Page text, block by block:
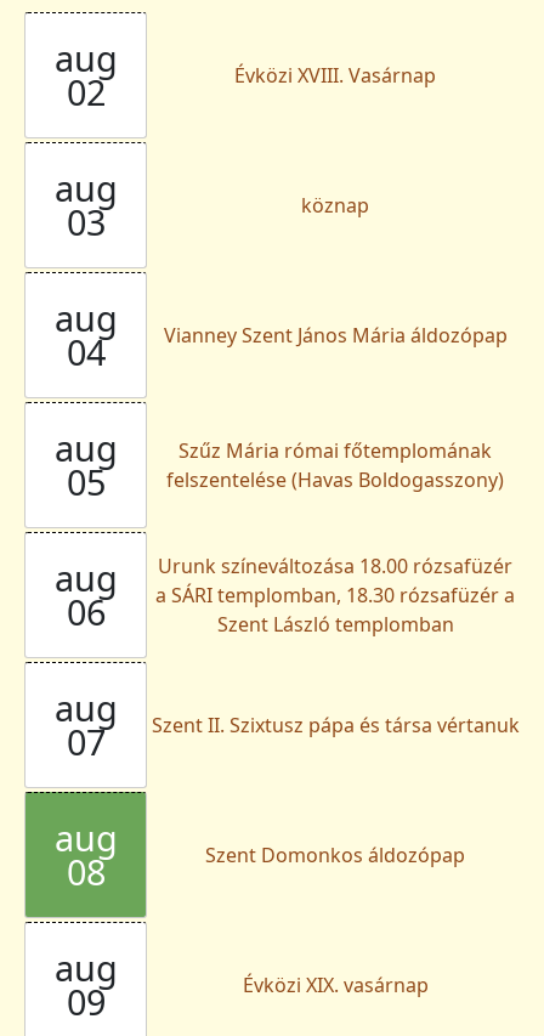
aug
02 Évközi XVIII. Vasárnap
aug
03 köznap
aug
04 Vianney Szent János Mária áldozópap
aug
05
Szűz Mária római főtemplomának
felszentelése (Havas Boldogasszony)
aug
06
Urunk színeváltozása 18.00 rózsafüzér
a SÁRI templomban, 18.30 rózsafüzér a
Szent László templomban
aug
07 Szent II. Szixtusz pápa és társa vértanuk
aug
08 Szent Domonkos áldozópap
aug
09 Évközi XIX. vasárnap